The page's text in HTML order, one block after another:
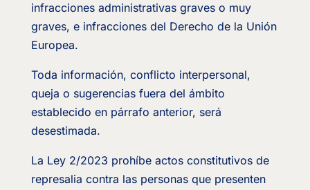
infracciones administrativas graves o muy
graves, e infracciones del Derecho de la Unión
Europea.
Toda información, conflicto interpersonal,
queja o sugerencias fuera del ámbito
establecido en párrafo anterior, será
desestimada.
La Ley 2/2023 prohíbe actos constitutivos de
represalia contra las personas que presenten